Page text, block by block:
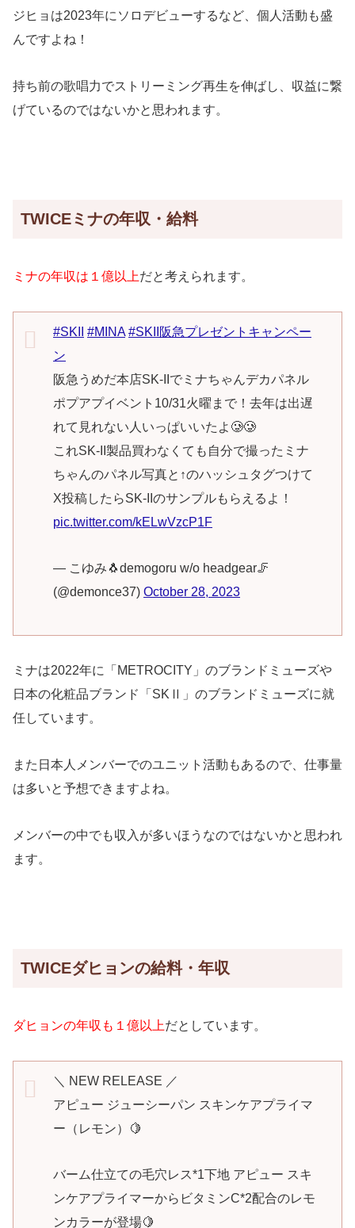
ジヒョは2023年にソロデビューするなど、個人活動も盛
んですよね！
持ち前の歌唱力でストリーミング再生を伸ばし、収益に繋
げているのではないかと思われます。
TWICEミナの年収・給料
ミナの年収は１億以上だと考えられます。
#SKII #MINA #SKII阪急プレゼントキャンペー
ン
阪急うめだ本店SK-IIでミナちゃんデカパネル
ポプアプイベント10/31火曜まで！去年は出遅
れて見れない人いっぱいいたよ🥲🥲
これSK-II製品買わなくても自分で撮ったミナ
ちゃんのパネル写真と↑のハッシュタグつけて
X投稿したらSK-IIのサンプルもらえるよ！
pic.twitter.com/kELwVzcP1F
— こゆみ🐧demogoru w/o headgear🦵
(@demonce37) October 28, 2023
ミナは2022年に「METROCITY」のブランドミューズや
日本の化粧品ブランド「SKⅡ」のブランドミューズに就
任しています。
また日本人メンバーでのユニット活動もあるので、仕事量
は多いと予想できますよね。
メンバーの中でも収入が多いほうなのではないかと思われ
ます。
TWICEダヒョンの給料・年収
ダヒョンの年収も１億以上だとしています。
＼ NEW RELEASE ／
アピュー ジューシーパン スキンケアプライマ
ー（レモン）🍋
バーム仕立ての毛穴レス*1下地 アピュー スキ
ンケアプライマーからビタミンC*2配合のレモ
ンカラーが登場🍋